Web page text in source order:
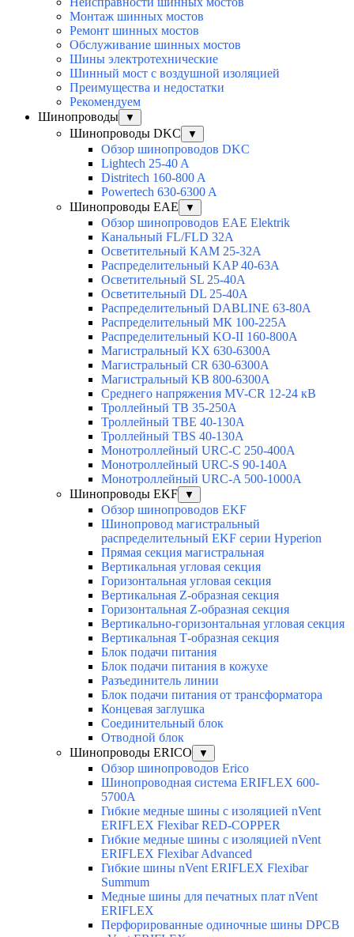
Монтаж шинных мостов
Ремонт шинных мостов
Обслуживание шинных мостов
Шины электротехнические
Шинный мост с воздушной изоляцией
Преимущества и недостатки
Рекомендуем
Шинопроводы
▼
Шинопроводы DKC ▼
Обзор шинопроводов DKC
Lightech 25-40 A
Distritech 160-800 A
Powertech 630-6300 A
Шинопроводы EAE
▼
Обзор шинопроводов EAE Elektrik
Канальный FL/FLD 32A
Осветительный KAM 25-32А
Распределительный KAP 40-63A
Осветительный SL 25-40А
Осветительный DL 25-40А
Распределительный DABLINE 63-80A
Распределительный МК 100-225А
Распределительный KO-II 160-800А
Магистральный KX 630-6300А
Магистральный CR 630-6300А
Магистральный KB 800-6300А
Среднего напряжения MV-CR 12-24 кВ
Троллейный TB 35-250A
Троллейный TBE 40-130A
Троллейный TBS 40-130A
Монотроллейный URC-C 250-400A
Монотроллейный URC-S 90-140A
Монотроллейный URC-A 500-1000A
Шинопроводы EKF
▼
Обзор шинопроводов EKF
Шинопровод магистральный
распределительный EKF серии Hyperion
Прямая секция магистральная
Вертикальная угловая секция
Горизонтальная угловая секция
Вертикальная Z-образная секция
Горизонтальная Z-образная секция
Вертикально-горизонтальная угловая секция
Вертикальная Т-образная секция
Блок подачи питания
Блок подачи питания в кожухе
Разъединитель линии
Блок подачи питания от трансформатора
Концевая заглушка
Соединительный блок
Отводной блок
Шинопроводы ERICO
▼
Обзор шинопроводов Erico
Шинопроводная система ERIFLEX 600-
5700A
Гибкие медные шины с изоляцией nVent
ERIFLEX Flexibar RED-COPPER
Гибкие медные шины с изоляцией nVent
ERIFLEX Flexibar Advanced
Гибкие шины nVent ERIFLEX Flexibar
Summum
Медные шины для печатных плат nVent
ERIFLEX
Перфорированные одиночные шины DPCB